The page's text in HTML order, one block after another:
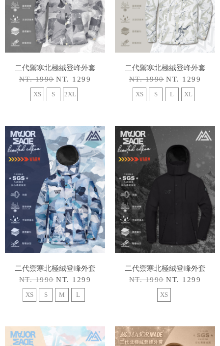
二代禦寒北極絨登峰外套
NT. 1990 NT. 1299
XS S 2XL
二代禦寒北極絨登峰外套
NT. 1990 NT. 1299
XS S L XL
二代禦寒北極絨登峰外套
NT. 1990 NT. 1299
XS S M L
二代禦寒北極絨登峰外套
NT. 1990 NT. 1299
XS